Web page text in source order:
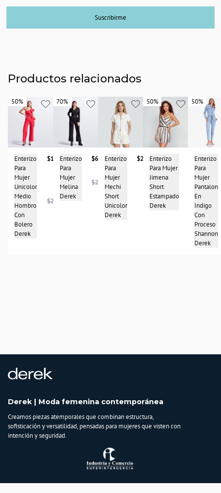
Suscribirme
Productos relacionados
50%
50%
Enterizo
Para
Mujer
Unicolor
Medio
Hombro
Con
Bolero
Derek
$143.950
$287.950
70%
70%
Enterizo
Para
Mujer
Melina
Derek
$68.950
$227.950
Enterizo
Para
Mujer
Mechi
Short
Unicolor
Derek
$287.900
50%
50%
Enterizo
Para Mujer
Jimena
Short
Estampado
Derek
$99.950
$198.950
50%
50%
Enterizo
Para
Mujer
Pantalon
En
Indigo
Con
Proceso
Shannon
Derek
Derek | Moda femenina contemporánea
Creamos piezas atemporales que combinan estructura,
sofisticación y versatilidad, pensadas para mujeres que visten con
intención y seguridad.